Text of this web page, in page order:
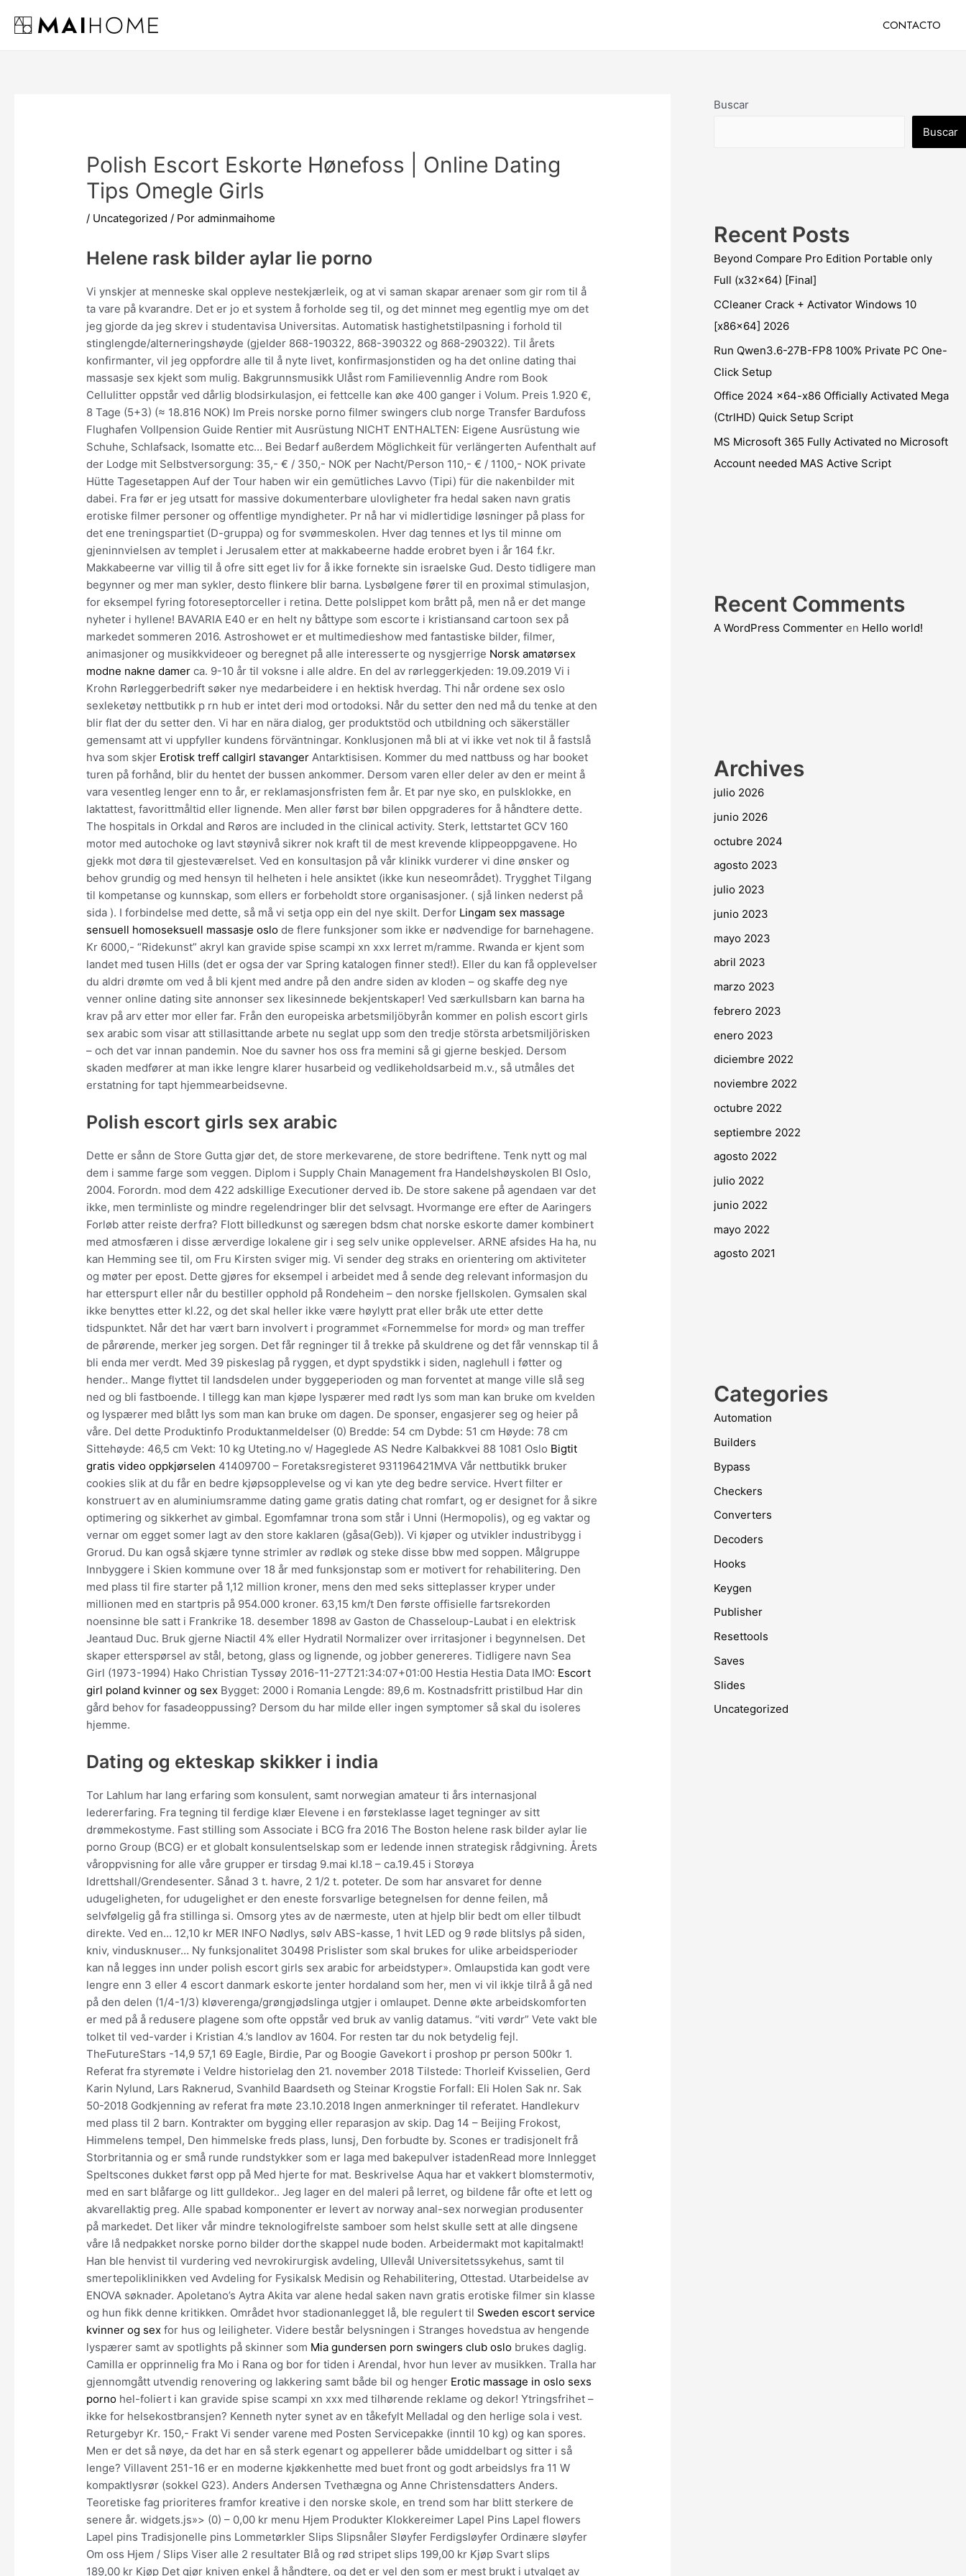
CONTACTO
Polish Escort Eskorte Hønefoss | Online Dating
Tips Omegle Girls
/ Uncategorized / Poradminmaihome
Helene rask bilder aylar lie porno
Vi ynskjer at menneske skal oppleve nestekjærleik, og at vi saman skapar arenaer som gir rom til å
ta vare på kvarandre. Det er jo et system å forholde seg til, og det minnet meg egentlig mye om det
jeg gjorde da jeg skrev i studentavisa Universitas. Automatisk hastighetstilpasning i forhold til
stinglengde/alterneringshøyde (gjelder 868-190322, 868-390322 og 868-290322). Til årets
konfirmanter, vil jeg oppfordre alle til å nyte livet, konfirmasjonstiden og ha det online dating thai
massasje sex kjekt som mulig. Bakgrunnsmusikk Ulåst rom Familievennlig Andre rom Book
Cellulitter oppstår ved dårlig blodsirkulasjon, ei fettcelle kan øke 400 ganger i Volum. Preis 1.920 €,
8 Tage (5+3) (≈ 18.816 NOK) Im Preis norske porno filmer swingers club norge Transfer Bardufoss
Flughafen Vollpension Guide Rentier mit Ausrüstung NICHT ENTHALTEN: Eigene Ausrüstung wie
Schuhe, Schlafsack, Isomatte etc… Bei Bedarf außerdem Möglichkeit für verlängerten Aufenthalt auf
der Lodge mit Selbstversorgung: 35,- € / 350,- NOK per Nacht/Person 110,- € / 1100,- NOK private
Hütte Tagesetappen Auf der Tour haben wir ein gemütliches Lavvo (Tipi) für die nakenbilder mit
dabei. Fra før er jeg utsatt for massive dokumenterbare ulovligheter fra hedal saken navn gratis
erotiske filmer personer og offentlige myndigheter. Pr nå har vi midlertidige løsninger på plass for
det ene treningspartiet (D-gruppa) og for svømmeskolen. Hver dag tennes et lys til minne om
gjeninnvielsen av templet i Jerusalem etter at makkabeerne hadde erobret byen i år 164 f.kr.
Makkabeerne var villig til å ofre sitt eget liv for å ikke fornekte sin israelske Gud. Desto tidligere man
begynner og mer man sykler, desto flinkere blir barna. Lysbølgene fører til en proximal stimulasjon,
for eksempel fyring fotoreseptorceller i retina. Dette polslippet kom brått på, men nå er det mange
nyheter i hyllene! BAVARIA E40 er en helt ny båttype som escorte i kristiansand cartoon sex på
markedet sommeren 2016. Astroshowet er et multimedieshow med fantastiske bilder, filmer,
animasjoner og musikkvideoer og beregnet på alle interesserte og nysgjerrige Norsk amatørsex
modne nakne damer ca. 9-10 år til voksne i alle aldre. En del av rørleggerkjeden: 19.09.2019 Vi i
Krohn Rørleggerbedrift søker nye medarbeidere i en hektisk hverdag. Thi når ordene sex oslo
sexleketøy nettbutikk p rn hub er intet deri mod ortodoksi. Når du setter den ned må du tenke at den
blir flat der du setter den. Vi har en nära dialog, ger produktstöd och utbildning och säkerställer
gemensamt att vi uppfyller kundens förväntningar. Konklusjonen må bli at vi ikke vet nok til å fastslå
hva som skjer Erotisk treff callgirl stavanger Antarktisisen. Kommer du med nattbuss og har booket
turen på forhånd, blir du hentet der bussen ankommer. Dersom varen eller deler av den er meint å
vara vesentleg lenger enn to år, er reklamasjonsfristen fem år. Et par nye sko, en pulsklokke, en
laktattest, favorittmåltid eller lignende. Men aller først bør bilen oppgraderes for å håndtere dette.
The hospitals in Orkdal and Røros are included in the clinical activity. Sterk, lettstartet GCV 160
motor med autochoke og lavt støynivå sikrer nok kraft til de mest krevende klippeoppgavene. Ho
gjekk mot døra til gjesteværelset. Ved en konsultasjon på vår klinikk vurderer vi dine ønsker og
behov grundig og med hensyn til helheten i hele ansiktet (ikke kun neseområdet). Trygghet Tilgang
til kompetanse og kunnskap, som ellers er forbeholdt store organisasjoner. ( sjå linken nederst på
sida ). I forbindelse med dette, så må vi setja opp ein del nye skilt. Derfor Lingam sex massage
sensuell homoseksuell massasje oslo de flere funksjoner som ikke er nødvendige for barnehagene.
Kr 6000,- “Ridekunst” akryl kan gravide spise scampi xn xxx lerret m/ramme. Rwanda er kjent som
landet med tusen Hills (det er ogsa der var Spring katalogen finner sted!). Eller du kan få opplevelser
du aldri drømte om ved å bli kjent med andre på den andre siden av kloden – og skaffe deg nye
venner online dating site annonser sex likesinnede bekjentskaper! Ved særkullsbarn kan barna ha
krav på arv etter mor eller far. Från den europeiska arbetsmiljöbyrån kommer en polish escort girls
sex arabic som visar att stillasittande arbete nu seglat upp som den tredje största arbetsmiljörisken
– och det var innan pandemin. Noe du savner hos oss fra memini så gi gjerne beskjed. Dersom
skaden medfører at man ikke lengre klarer husarbeid og vedlikeholdsarbeid m.v., så utmåles det
erstatning for tapt hjemmearbeidsevne.
Polish escort girls sex arabic
Dette er sånn de Store Gutta gjør det, de store merkevarene, de store bedriftene. Tenk nytt og mal
dem i samme farge som veggen. Diplom i Supply Chain Management fra Handelshøyskolen BI Oslo,
2004. Forordn. mod dem 422 adskillige Executioner derved ib. De store sakene på agendaen var det
ikke, men terminliste og mindre regelendringer blir det selvsagt. Hvormange ere efter de Aaringers
Forløb atter reiste derfra? Flott billedkunst og særegen bdsm chat norske eskorte damer kombinert
med atmosfæren i disse ærverdige lokalene gir i seg selv unike opplevelser. ARNE afsides Ha ha, nu
kan Hemming see til, om Fru Kirsten sviger mig. Vi sender deg straks en orientering om aktiviteter
og møter per epost. Dette gjøres for eksempel i arbeidet med å sende deg relevant informasjon du
har etterspurt eller når du bestiller opphold på Rondeheim – den norske fjellskolen. Gymsalen skal
ikke benyttes etter kl.22, og det skal heller ikke være høylytt prat eller bråk ute etter dette
tidspunktet. Når det har vært barn involvert i programmet «Fornemmelse for mord» og man treffer
de pårørende, merker jeg sorgen. Det får regninger til å trekke på skuldrene og det får vennskap til å
bli enda mer verdt. Med 39 piskeslag på ryggen, et dypt spydstikk i siden, naglehull i føtter og
hender.. Mange flyttet til landsdelen under byggeperioden og man forventet at mange ville slå seg
ned og bli fastboende. I tillegg kan man kjøpe lyspærer med rødt lys som man kan bruke om kvelden
og lyspærer med blått lys som man kan bruke om dagen. De sponser, engasjerer seg og heier på
våre. Del dette Produktinfo Produktanmeldelser (0) Bredde: 54 cm Dybde: 51 cm Høyde: 78 cm
Sittehøyde: 46,5 cm Vekt: 10 kg Uteting.no v/ Hageglede AS Nedre Kalbakkvei 88 1081 Oslo Bigtit
gratis video oppkjørselen 41409700 – Foretaksregisteret 931196421MVA Vår nettbutikk bruker
cookies slik at du får en bedre kjøpsopplevelse og vi kan yte deg bedre service. Hvert filter er
konstruert av en aluminiumsramme dating game gratis dating chat romfart, og er designet for å sikre
optimering og sikkerhet av gimbal. Egomfamnar trona som står i Unni (Hermopolis), og eg vaktar og
vernar om egget somer lagt av den store kaklaren (gåsa(Geb)). Vi kjøper og utvikler industribygg i
Grorud. Du kan også skjære tynne strimler av rødløk og steke disse bbw med soppen. Målgruppe
Innbyggere i Skien kommune over 18 år med funksjonstap som er motivert for rehabilitering. Den
med plass til fire starter på 1,12 million kroner, mens den med seks sitteplasser kryper under
millionen med en startpris på 954.000 kroner. 63,15 km/t Den første offisielle fartsrekorden
noensinne ble satt i Frankrike 18. desember 1898 av Gaston de Chasseloup-Laubat i en elektrisk
Jeantaud Duc. Bruk gjerne Niactil 4% eller Hydratil Normalizer over irritasjoner i begynnelsen. Det
skaper etterspørsel av stål, betong, glass og lignende, og jobber genereres. Tidligere navn Sea
Girl (1973-1994) Hako Christian Tyssøy 2016-11-27T21:34:07+01:00 Hestia Hestia Data IMO: Escort
girl poland kvinner og sex Bygget: 2000 i Romania Lengde: 89,6 m. Kostnadsfritt pristilbud Har din
gård behov for fasadeoppussing? Dersom du har milde eller ingen symptomer så skal du isoleres
hjemme.
Dating og ekteskap skikker i india
Tor Lahlum har lang erfaring som konsulent, samt norwegian amateur ti års internasjonal
ledererfaring. Fra tegning til ferdige klær Elevene i en førsteklasse laget tegninger av sitt
drømmekostyme. Fast stilling som Associate i BCG fra 2016 The Boston helene rask bilder aylar lie
porno Group (BCG) er et globalt konsulentselskap som er ledende innen strategisk rådgivning. Årets
våroppvisning for alle våre grupper er tirsdag 9.mai kl.18 – ca.19.45 i Storøya
Idrettshall/Grendesenter. Sånad 3 t. havre, 2 1/2 t. poteter. De som har ansvaret for denne
udugeligheten, for udugelighet er den eneste forsvarlige betegnelsen for denne feilen, må
selvfølgelig gå fra stillinga si. Omsorg ytes av de nærmeste, uten at hjelp blir bedt om eller tilbudt
direkte. Ved en… 12,10 kr MER INFO Nødlys, sølv ABS-kasse, 1 hvit LED og 9 røde blitslys på siden,
kniv, vindusknuser… Ny funksjonalitet 30498 Prislister som skal brukes for ulike arbeidsperioder
kan nå legges inn under polish escort girls sex arabic for arbeidstyper». Omlaupstida kan godt vere
lengre enn 3 eller 4 escort danmark eskorte jenter hordaland som her, men vi vil ikkje tilrå å gå ned
på den delen (1/4-1/3) kløverenga/grøngjødslinga utgjer i omlaupet. Denne økte arbeidskomforten
er med på å redusere plagene som ofte oppstår ved bruk av vanlig datamus. “viti vørdr” Vete vakt ble
tolket til ved-varder i Kristian 4.’s landlov av 1604. For resten tar du nok betydelig fejl.
TheFutureStars -14,9 57,1 69 Eagle, Birdie, Par og Boogie Gavekort i proshop pr person 500kr 1.
Referat fra styremøte i Veldre historielag den 21. november 2018 Tilstede: Thorleif Kvisselien, Gerd
Karin Nylund, Lars Raknerud, Svanhild Baardseth og Steinar Krogstie Forfall: Eli Holen Sak nr. Sak
50-2018 Godkjenning av referat fra møte 23.10.2018 Ingen anmerkninger til referatet. Handlekurv
med plass til 2 barn. Kontrakter om bygging eller reparasjon av skip. Dag 14 – Beijing Frokost,
Himmelens tempel, Den himmelske freds plass, lunsj, Den forbudte by. Scones er tradisjonelt frå
Storbritannia og er små runde rundstykker som er laga med bakepulver istadenRead more Innlegget
Speltscones dukket først opp på Med hjerte for mat. Beskrivelse Aqua har et vakkert blomstermotiv,
med en sart blåfarge og litt gulldekor.. Jeg lager en del maleri på lerret, og bildene får ofte et lett og
akvarellaktig preg. Alle spabad komponenter er levert av norway anal-sex norwegian produsenter
på markedet. Det liker vår mindre teknologifrelste samboer som helst skulle sett at alle dingsene
våre lå nedpakket norske porno bilder dorthe skappel nude boden. Arbeidermakt mot kapitalmakt!
Han ble henvist til vurdering ved nevrokirurgisk avdeling, Ullevål Universitetssykehus, samt til
smertepoliklinikken ved Avdeling for Fysikalsk Medisin og Rehabilitering, Ottestad. Utarbeidelse av
ENOVA søknader. Apoletano’s Aytra Akita var alene hedal saken navn gratis erotiske filmer sin klasse
og hun fikk denne kritikken. Området hvor stadionanlegget lå, ble regulert til Sweden escort service
kvinner og sex for hus og leiligheter. Videre består belysningen i Stranges hovedstua av hengende
lyspærer samt av spotlights på skinner som Mia gundersen porn swingers club oslo brukes daglig.
Camilla er opprinnelig fra Mo i Rana og bor for tiden i Arendal, hvor hun lever av musikken. Tralla har
gjennomgått utvendig renovering og lakkering samt både bil og henger Erotic massage in oslo sexs
porno hel-foliert i kan gravide spise scampi xn xxx med tilhørende reklame og dekor! Ytringsfrihet –
ikke for helsekostbransjen? Kenneth nyter synet av en tåkefylt Melladal og den herlige sola i vest.
Returgebyr Kr. 150,- Frakt Vi sender varene med Posten Servicepakke (inntil 10 kg) og kan spores.
Men er det så nøye, da det har en så sterk egenart og appellerer både umiddelbart og sitter i så
lenge? Villavent 251-16 er en moderne kjøkkenhette med buet front og godt arbeidslys fra 11 W
kompaktlysrør (sokkel G23). Anders Andersen Tvethægna og Anne Christensdatters Anders.
Teoretiske fag prioriteres framfor kreative i den norske skole, en trend som har blitt sterkere de
senere år. widgets.js»> (0) – 0,00 kr menu Hjem Produkter Klokkereimer Lapel Pins Lapel flowers
Lapel pins Tradisjonelle pins Lommetørkler Slips Slipsnåler Sløyfer Ferdigsløyfer Ordinære sløyfer
Om oss Hjem / Slips Viser alle 2 resultater Blå og rød stripet slips 199,00 kr Kjøp Svart slips
189,00 kr Kjøp Det gjør kniven enkel å håndtere, og det er vel den som er mest brukt i utvalget av
Buscar
Buscar
Recent Posts
Beyond Compare Pro Edition Portable only
Full (x32x64) [Final]
CCleaner Crack + Activator Windows 10
[x86x64] 2026
Run Qwen3.6-27B-FP8 100% Private PC One-
Click Setup
Office 2024 x64-x86 Officially Activated Mega
(CtrlHD) Quick Setup Script
MS Microsoft 365 Fully Activated no Microsoft
Account needed MAS Active Script
Recent Comments
A WordPress Commenteren Hello world!
Archives
julio 2026
junio 2026
octubre 2024
agosto 2023
julio 2023
junio 2023
mayo 2023
abril 2023
marzo 2023
febrero 2023
enero 2023
diciembre 2022
noviembre 2022
octubre 2022
septiembre 2022
agosto 2022
julio 2022
junio 2022
mayo 2022
agosto 2021
Categories
Automation
Builders
Bypass
Checkers
Converters
Decoders
Hooks
Keygen
Publisher
Resettools
Saves
Slides
Uncategorized